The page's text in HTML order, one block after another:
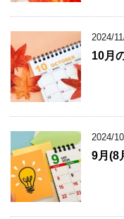
2024/
10月
2024/
9月(8